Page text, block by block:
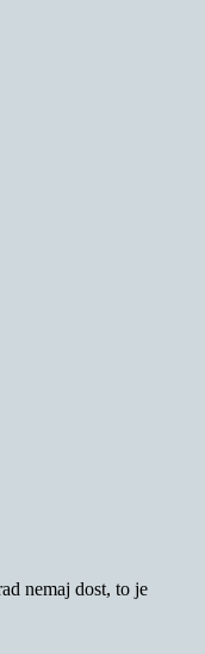
nemaj dost, to je